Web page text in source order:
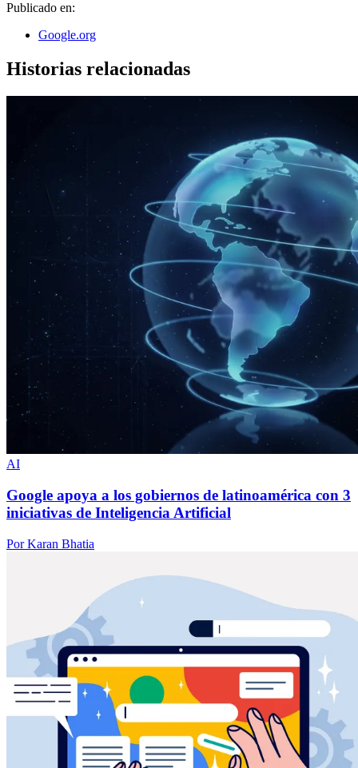
Publicado en:
Google.org
Historias relacionadas
AI
Google apoya a los gobiernos de latinoamérica con 3
iniciativas de Inteligencia Artificial
Por Karan Bhatia